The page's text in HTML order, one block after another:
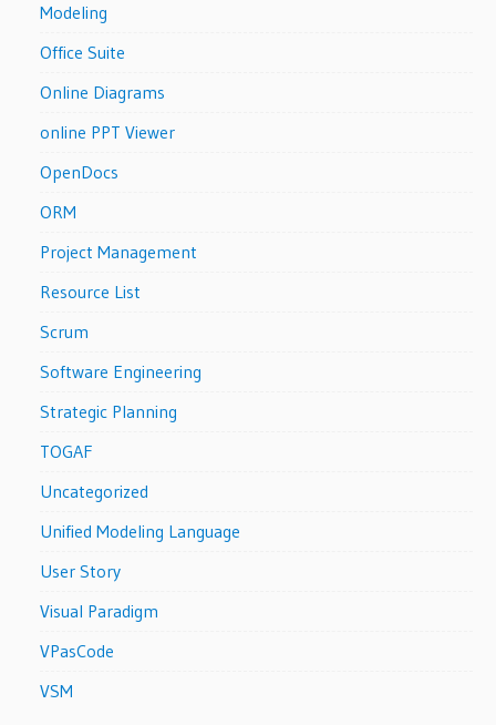
Modeling
Office Suite
Online Diagrams
online PPT Viewer
OpenDocs
ORM
Project Management
Resource List
Scrum
Software Engineering
Strategic Planning
TOGAF
Uncategorized
Unified Modeling Language
User Story
Visual Paradigm
VPasCode
VSM